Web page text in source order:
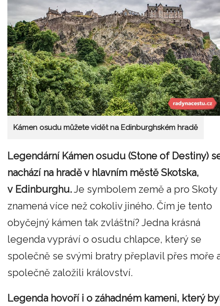
Kámen osudu můžete vidět na Edinburghském hradě
Legendární Kámen osudu (Stone of Destiny)
nachází na hradě v hlavním městě Skotska,
v Edinburghu.Je symbolem země a pro Skoty
znamená více než cokoliv jiného. Čím je tento
obyčejný kámen tak zvláštní? Jedna krásná
legenda vypráví o osudu chlapce, který se
společně se svými bratry přeplavil přes moře
společně založili království.
Legenda hovoří i o záhadném kameni, který